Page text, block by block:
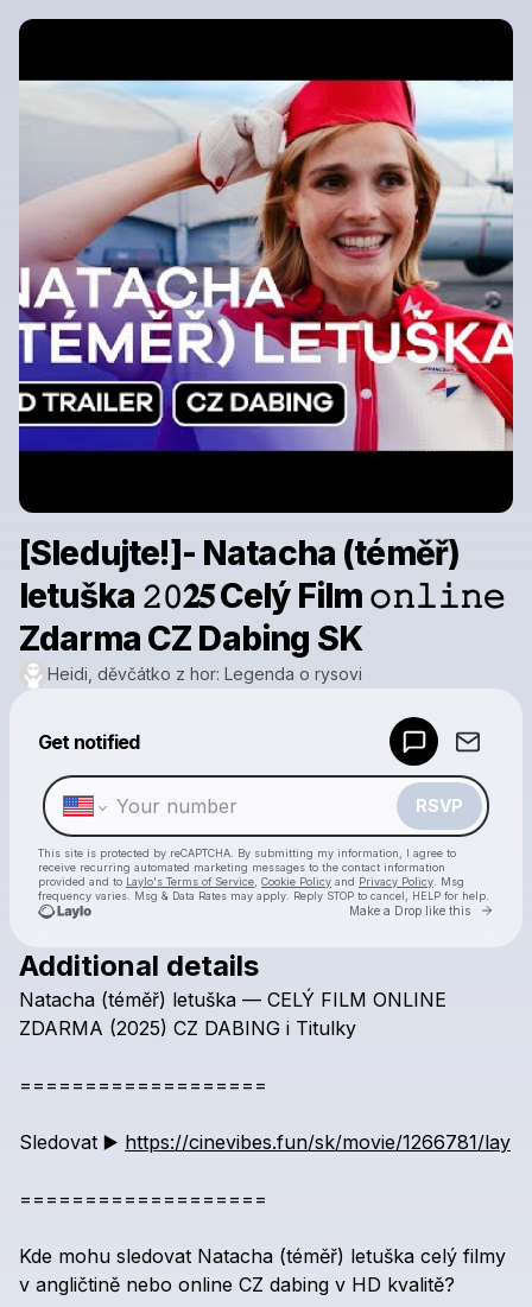
[Sledujte!]- Natacha (téměř)
letuška 𝟸𝟶𝟐𝟓 Celý Film 𝚘𝚗𝚕𝚒𝚗𝚎
Zdarma CZ Dabing SK
Heidi, děvčátko z hor: Legenda o rysovi
Get notified
RSVP
This site is protected by reCAPTCHA. By submitting my information, I agree to
receive recurring automated marketing messages to the contact information
provided and to Laylo's Terms of Service Cookie Policy and Privacy Policy . Msg
frequency varies. Msg & Data Rates may apply. Reply STOP to cancel, HELP for help.
Make a Drop like this Go
Check your texts
Additional details
Natacha (téměř) letuška — CELÝ FILM ONLINE
ZDARMA (2025) CZ DABING i Titulky
===================
Sledovat ▶️ https://cinevibes.fun/sk/movie/1266781/lay
===================
Kde mohu sledovat Natacha (téměř) letuška celý filmy
v angličtině nebo online CZ dabing v HD kvalitě?